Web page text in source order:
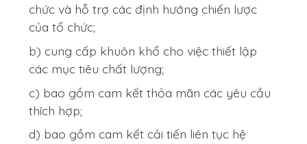
chức và hỗ trợ các định hướng chiến lược
của tổ chức;
b) cung cấp khuôn khổ cho việc thiết lập
các mục tiêu chất lượng;
c) bao gồm cam kết thỏa mãn các yêu cầu
thích hợp;
d) bao gồm cam kết cải tiến liên tục hệ